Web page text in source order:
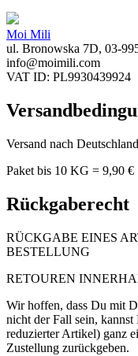
Moi Mili
ul. Bronowska 7D, 03-
info@moimili.com
VAT ID: PL9930439924
Versand nach
Paket bis 10 KG = 9,90 €
Rückgaberecht
RÜCKGABE EINES
BESTELLUNG
RETOUREN
Wir hoffen, dass Du mit
nicht der Fall sein,
reduzierter Artikel) ganz
Zustellung zurückgeben.